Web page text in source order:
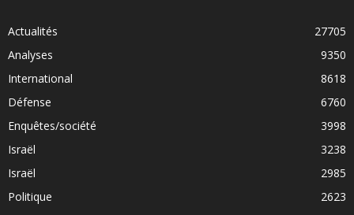
Actualités
27705
Analyses
9350
International
8618
Défense
6760
Enquêtes/société
3998
Israël
3238
Israël
2985
Politique
2623